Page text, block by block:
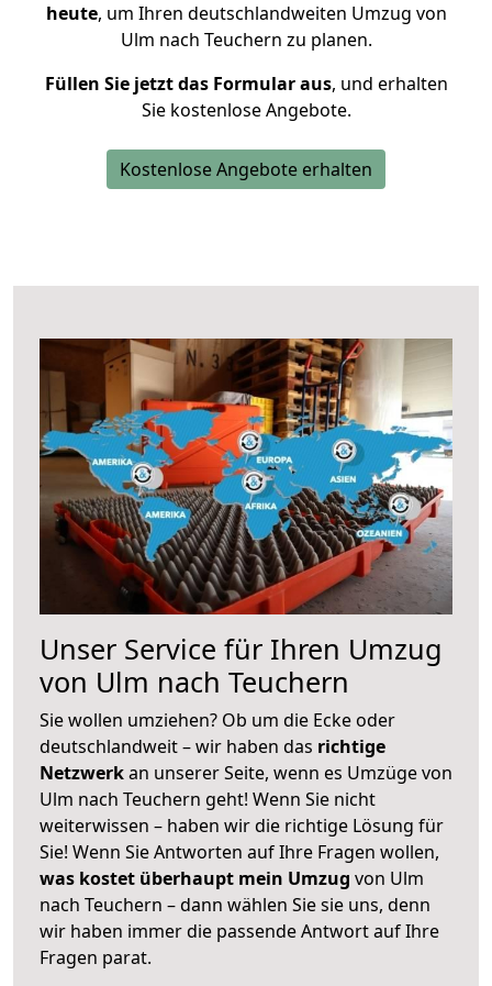
heute, um Ihren deutschlandweiten Umzug von
Ulm nach Teuchern zu planen.
Füllen Sie jetzt das Formular aus, und erhalten
Sie kostenlose Angebote.
Kostenlose Angebote erhalten
Unser Service für Ihren Umzug
von Ulm nach Teuchern
Sie wollen umziehen? Ob um die Ecke oder
deutschlandweit – wir haben das richtige
Netzwerkan unserer Seite, wenn es Umzüge von
Ulm nach Teuchern geht! Wenn Sie nicht
weiterwissen – haben wir die richtige Lösung für
Sie! Wenn Sie Antworten auf Ihre Fragen wollen,
was kostet überhaupt mein Umzug von Ulm
nach Teuchern – dann wählen Sie sie uns, denn
wir haben immer die passende Antwort auf Ihre
Fragen parat.